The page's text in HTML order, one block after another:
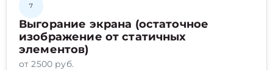
7
Выгорание экрана (остаточное
изображение от статичных
элементов)
от 2500 руб.